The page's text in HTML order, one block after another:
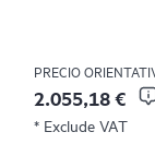
los créditos
específicos que
con el fin de
PRECIO
2.055,18 €
* Exclude VAT